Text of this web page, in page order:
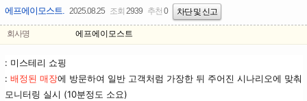
에프에이모스트. 2025.08.25 조회 2939 추천 0 차단 및 신고
회사명 에프에이모스트
: 미스테리 쇼핑
: 배정된 매장에 방문하여 일반 고객처럼 가장한 뒤 주어진 시나리오에 맞춰
모니터링 실시 (10분정도 소요)